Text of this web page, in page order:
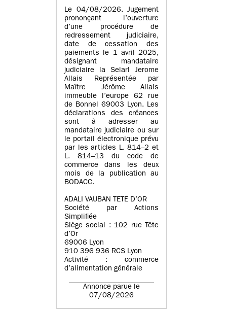
Le 04/08/2026. Jugement
prononçant l’ouverture
d’une procédure de
redressement judiciaire,
date de cessation des
paiements le 1 avril 2025,
désignant mandataire
judiciaire la Selarl Jerome
Allais Représentée par
Maître Jérôme Allais
immeuble l’europe 62 rue
de Bonnel 69003 Lyon. Les
déclarations des créances
sont à adresser au
mandataire judiciaire ou sur
le portail électronique prévu
par les articles L. 814–2 et
L. 814–13 du code de
commerce dans les deux
mois de la publication au
BODACC.
ADALI VAUBAN TETE D’OR
Société par Actions
Simplifiée
Siège social : 102 rue Tête
d’Or
69006 Lyon
910 396 936 RCS Lyon
Activité : commerce
d’alimentation générale
Annonce parue le
07/08/2026